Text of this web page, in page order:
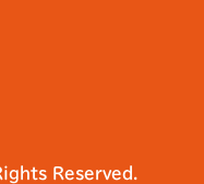
Reserved.